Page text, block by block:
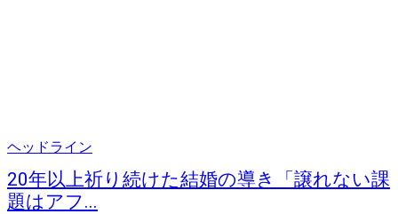
ヘッドライン
20年以上祈り続けた結婚の導き「譲れない課
題はアフ...